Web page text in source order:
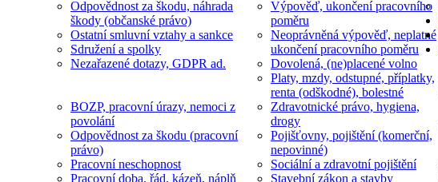
Odpovědnost za škodu, náhrada
škody (občanské právo)
Ostatní smluvní vztahy a sankce
Sdružení a spolky
Nezařazené dotazy, GDPR ad.
Výpověď, ukončení pracovního
poměru
Neoprávněná výpověď, neplatné
ukončení pracovního poměru
Dovolená, (ne)placené volno
Platy, mzdy, odstupné, příplatky,
renta (odškodné), bolestné
BOZP, pracovní úrazy, nemoci z
povolání
Odpovědnost za škodu (pracovní
právo)
Pracovní neschopnost
Pracovní doba, řád, kázeň, náplň
Zdravotnické právo, hygiena,
drogy
Pojišťovny, pojištění (komerční,
nepovinné)
Sociální a zdravotní pojištění
Stavební zákon a stavby